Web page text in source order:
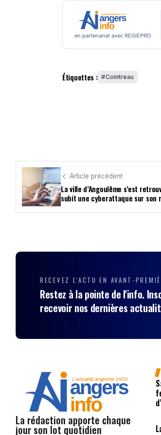
en partenariat avec REGIEPRO
Étiquettes : Cointreau
Article précédent
La ville d’Angoulême s’est
subit une cyberattaque sur son
RECEVEZ L'ACTU EN AVANT-
Restez à la pointe de l'info.
recevoir nos dernières
La rédaction apporte chaque
jour son lot quotidien